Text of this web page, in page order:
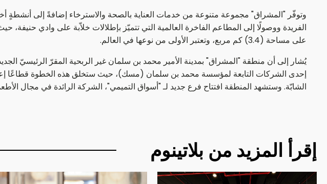
وتوفّر "المشراق" مجموعة متنوعة من خدمات العناية بالصحة والاسترخاء إضافةً إلى أنشطةٍ
الفريدة ووصولًا إلى المطاعم الفاخرة العالمية التي تتميّز بإطلالات خلاّبة على وادي
على مساحة (3.4) كم مربع، وتعتبر الأولى من نوعها في العالم.
يُشار إلى أن منطقة "المشراق" بمدينة الأمير محمد بن سلمان غير الربحية المقرّ الرئيسيّ
إحدى الشركات التابعة لمؤسسة محمد بن سلمان (مسك)، حيث ستخلق هذه الخطوة قطاعًا إعلاميًا
الشابّة. وستشهد المنطقة افتتاح فرع جديد لـ "أسواق التميمي"، الشركة الرائدة في مجال
إقرأ المزيد من بلاتينوم